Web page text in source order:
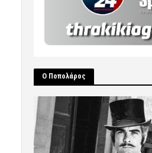
Ο Ποπολάρος